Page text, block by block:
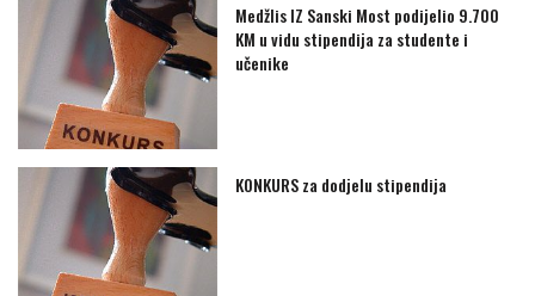
Medžlis IZ Sanski Most podijelio 9.700
KM u vidu stipendija za studente i
učenike
KONKURS za dodjelu stipendija